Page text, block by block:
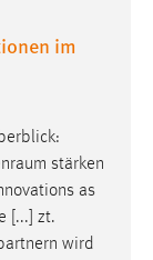
im
stärken
as
[...] zt.
wird